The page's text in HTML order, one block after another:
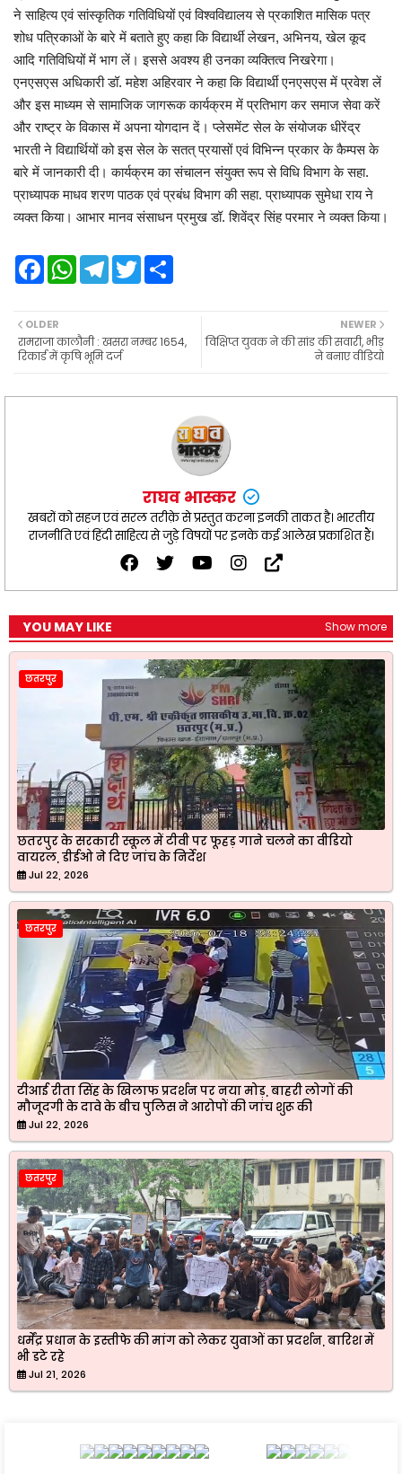
ने साहित्य एवं सांस्कृतिक गतिविधियों एवं विश्वविद्यालय से प्रकाशित मासिक पत्र
शोध पत्रिकाओं के बारे में बताते हुए कहा कि विद्यार्थी लेखन, अभिनय, खेल कूद
आदि गतिविधियों में भाग लें। इससे अवश्य ही उनका व्यक्तित्व निखरेगा।
एनएसएस अधिकारी डॉ. महेश अहिरवार ने कहा कि विद्यार्थी एनएसएस में प्रवेश लें
और इस माध्यम से सामाजिक जागरूक कार्यक्रम में प्रतिभाग कर समाज सेवा करें
और राष्ट्र के विकास में अपना योगदान दें। प्लेसमेंट सेल के संयोजक धीरेंद्र
भारती ने विद्यार्थियों को इस सेल के सतत् प्रयासों एवं विभिन्न प्रकार के कैम्पस के
बारे में जानकारी दी। कार्यक्रम का संचालन संयुक्त रूप से विधि विभाग के सहा.
प्राध्यापक माधव शरण पाठक एवं प्रबंध विभाग की सहा. प्राध्यापक सुमेधा राय ने
व्यक्त किया। आभार मानव संसाधन प्रमुख डॉ. शिवेंद्र सिंह परमार ने व्यक्त किया।
F
a
b
o
o
k
W
A
p
p
T
e
r
a
m
T
w
e
r
NEWER
विक्षिप्त युवक ने की सांड की सवारी, भीड़
ने बनाए वीडियो
OLDER
रामराजा कालौनी : खसरा नम्बर 1654,
रिकार्ड में कृषि भूमि दर्ज
राघव भास्कर
खबरों को सहज एवं सरल तरीक़े से प्रस्तुत करना इनकी ताकत है। भारतीय
राजनीति एवं हिंदी साहित्य से जुड़े विषयों पर इनके कई आलेख प्रकाशित हैं।
YOU MAY LIKE Show more
छतरपुर
छतरपुर के सरकारी स्कूल में टीवी पर फूहड़ गाने चलने का वीडियो
वायरल, डीईओ ने दिए जांच के निर्देश
Jul 22, 2026
छतरपुर
टीआई रीता सिंह के खिलाफ प्रदर्शन पर नया मोड़, बाहरी लोगों की
मौजूदगी के दावे के बीच पुलिस ने आरोपों की जांच शुरू की
Jul 22, 2026
छतरपुर
धर्मेंद्र प्रधान के इस्तीफे की मांग को लेकर युवाओं का प्रदर्शन, बारिश में
भी डटे रहे
Jul 21, 2026